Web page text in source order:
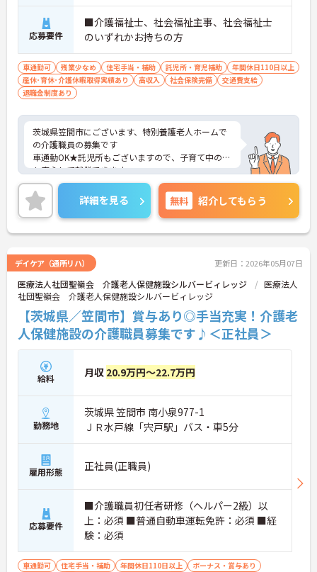
応募要件
■介護福祉士、社会福祉主事、社会福祉士
のいずれかお持ちの方
車通勤可 残業少なめ 住宅手当・補助 託児所・育児補助
年間休日110日以上
産休･育休･介護休暇取得実績あり
高収入 社会保険完備
交通費支給
退職金制度あり
茨城県笠間市にございます、特別養護老人ホームで
の介護職員の募集です
車通勤OK★託児所もございますので、子育て中の方
も安心して就業できます。
残業少なめで、福利厚生も充実していますので、長
く続けられる環境です。
ご興味ある方には、面接のポイントなど、さらに詳
細をお話致しますのでお気軽にご相談ください。
詳細を見る 無料 紹介してもらう
デイケア（通所リハ） 更新日：2026年05月07日
医療法人社団聖嶺会 介護老人保健施設シルバービィレッジ
医療法人
社団聖嶺会 介護老人保健施設シルバービィレッジ
【茨城県／笠間市】賞与あり◎手当充実！介護老
人保健施設の介護職員募集です♪＜正社員＞
給料 月収 20.9万円～22.7万円
勤務地
茨城県 笠間市 南小泉977-1
ＪＲ水戸線「宍戸駅」バス・車5分
雇用形態 正社員(正職員)
応募要件
■介護職員初任者研修（ヘルパー2級）以
上：必須 ■普通自動車運転免許：必須 ■経
験：必須
車通勤可 住宅手当・補助 年間休日110日以上
ボーナス・賞与あり